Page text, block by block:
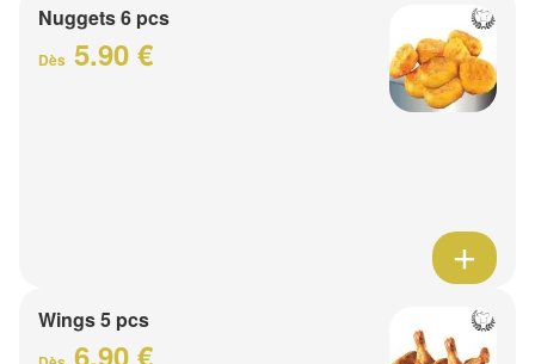
Nuggets 6 pcs
Dès 5.90 €
Wings 5 pcs
6.90 €